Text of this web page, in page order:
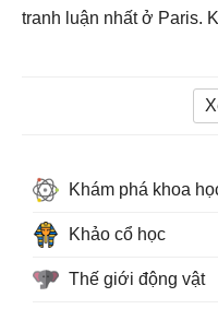
tranh luận nhất ở Paris.
Khám phá khoa
Khảo cổ học
Thế giới động vật